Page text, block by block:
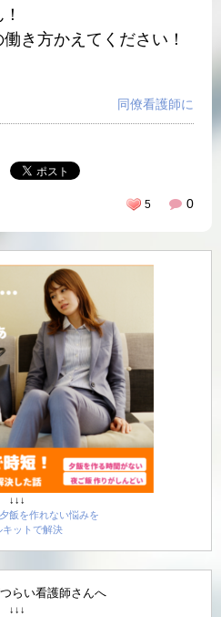
き方かえてください！
同僚看護師に
0
5
↓↓↓
飯を作れない悩みを
キットで解決
らい看護師さんへ
↓↓↓